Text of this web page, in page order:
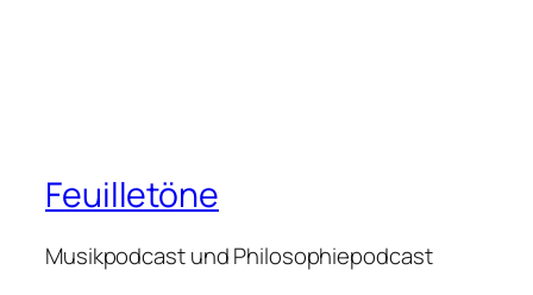
Feuilletöne
Musikpodcast und Philosophiepodcast